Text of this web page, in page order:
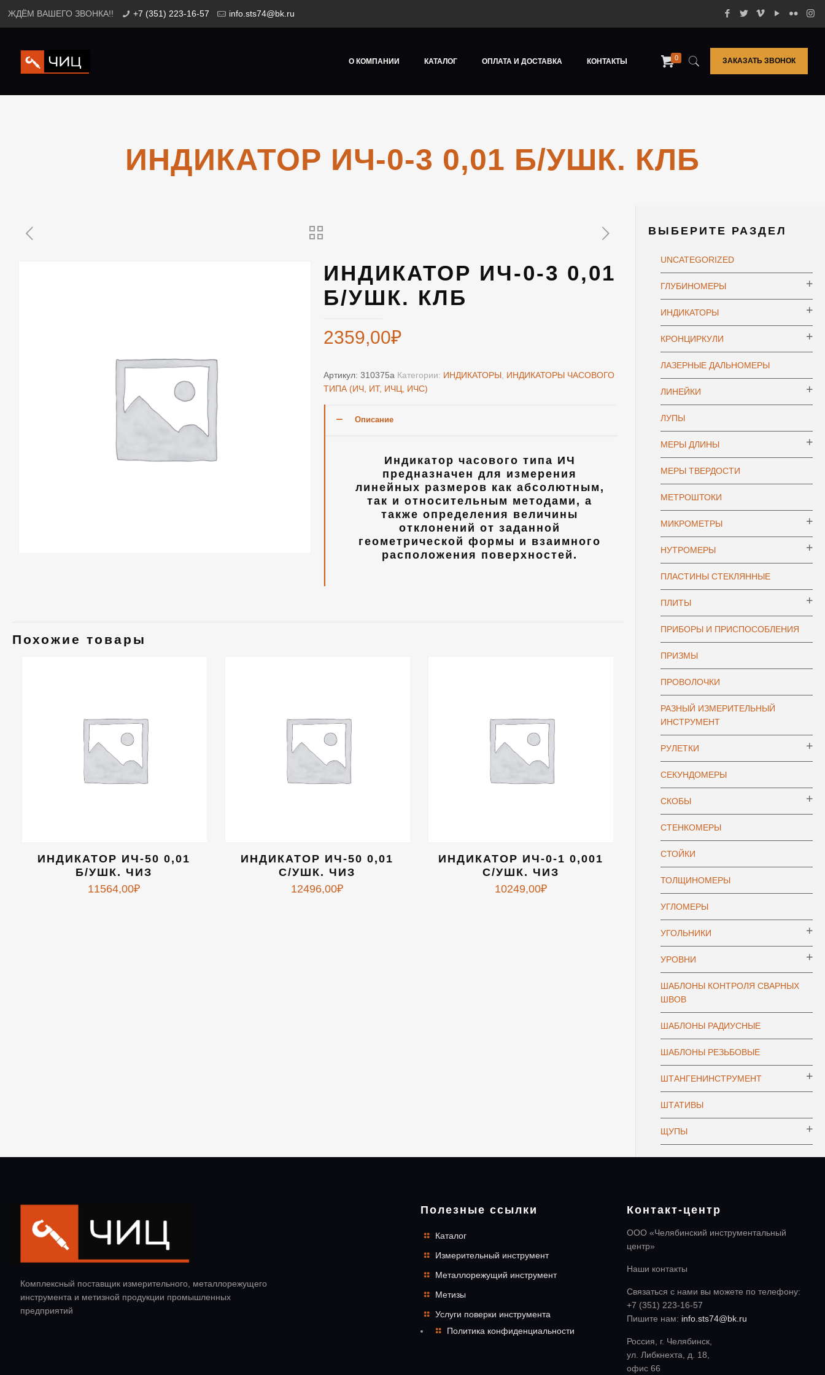
ЖДЁМ ВАШЕГО ЗВОНКА!! +7 (351) 223-16-57 info.sts74@bk.ru
О КОМПАНИИ КАТАЛОГ ОПЛАТА И ДОСТАВКА КОНТАКТЫ 0 ЗАКАЗАТЬ ЗВОНОК
ИНДИКАТОР ИЧ-0-3 0,01 Б/УШК. КЛБ
ИНДИКАТОР ИЧ-0-3 0,01
Б/УШК. КЛБ
2359,00₽
Артикул:310375а Категории: ИНДИКАТОРЫ ИНДИКАТОРЫ ЧАСОВОГО
ТИПА (ИЧ, ИТ, ИЧЦ, ИЧС)
Описание
Индикатор часового типа ИЧ
предназначен для измерения
линейных размеров как абсолютным,
так и относительным методами, а
также определения величины
отклонений от заданной
геометрической формы и взаимного
расположения поверхностей.
Похожие товары
ИНДИКАТОР ИЧ-50 0,01
Б/УШК. ЧИЗ
11564,00₽
ИНДИКАТОР ИЧ-50 0,01
С/УШК. ЧИЗ
12496,00₽
ИНДИКАТОР ИЧ-0-1 0,001
С/УШК. ЧИЗ
10249,00₽
ВЫБЕРИТЕ РАЗДЕЛ
UNCATEGORIZED
ГЛУБИНОМЕРЫ
ИНДИКАТОРЫ
КРОНЦИРКУЛИ
ЛАЗЕРНЫЕ ДАЛЬНОМЕРЫ
ЛИНЕЙКИ
ЛУПЫ
МЕРЫ ДЛИНЫ
МЕРЫ ТВЕРДОСТИ
МЕТРОШТОКИ
МИКРОМЕТРЫ
НУТРОМЕРЫ
ПЛАСТИНЫ СТЕКЛЯННЫЕ
ПЛИТЫ
ПРИБОРЫ И ПРИСПОСОБЛЕНИЯ
ПРИЗМЫ
ПРОВОЛОЧКИ
РАЗНЫЙ ИЗМЕРИТЕЛЬНЫЙ
ИНСТРУМЕНТ
РУЛЕТКИ
СЕКУНДОМЕРЫ
СКОБЫ
СТЕНКОМЕРЫ
СТОЙКИ
ТОЛЩИНОМЕРЫ
УГЛОМЕРЫ
УГОЛЬНИКИ
УРОВНИ
ШАБЛОНЫ КОНТРОЛЯ СВАРНЫХ
ШВОВ
ШАБЛОНЫ РАДИУСНЫЕ
ШАБЛОНЫ РЕЗЬБОВЫЕ
ШТАНГЕНИНСТРУМЕНТ
ШТАТИВЫ
ЩУПЫ
Комплексный поставщик измерительного, металлорежущего
инструмента и метизной продукции промышленных
предприятий
Полезные ссылки
Каталог
Измерительный инструмент
Металлорежущий инструмент
Метизы
Услуги поверки инструмента
Политика конфиденциальности
Контакт-центр
ООО «Челябинский инструментальный
центр»
Наши контакты
Связаться с нами вы можете по телефону:
+7 (351) 223-16-57
Пишите нам: info.sts74@bk.ru
Россия, г. Челябинск,
ул. Либкнехта, д. 18,
офис 66